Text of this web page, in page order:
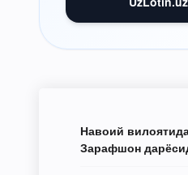
Навоий
Зарафшон